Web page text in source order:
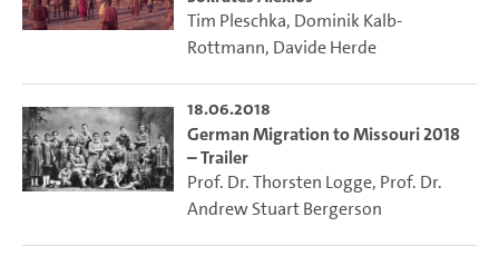
Tim Pleschka, Dominik Kalb-
Rottmann, Davide Herde
18.06.2018
German Migration to Missouri 2018
– Trailer
Prof. Dr. Thorsten Logge, Prof. Dr.
Andrew Stuart Bergerson